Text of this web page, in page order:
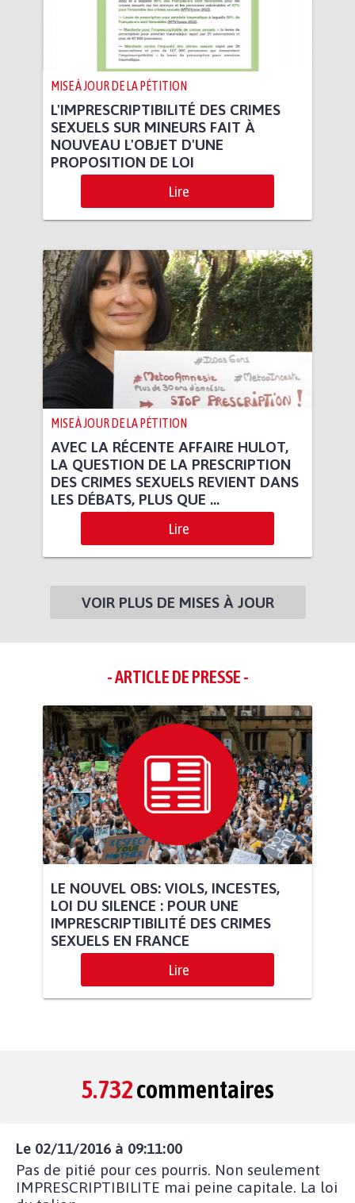
MISE À JOUR DE LA PÉTITION
L'IMPRESCRIPTIBILITÉ DES CRIMES
SEXUELS SUR MINEURS FAIT À
NOUVEAU L'OBJET D'UNE
PROPOSITION DE LOI
Lire
MISE À JOUR DE LA PÉTITION
AVEC LA RÉCENTE AFFAIRE HULOT,
LA QUESTION DE LA PRESCRIPTION
DES CRIMES SEXUELS REVIENT DANS
LES DÉBATS, PLUS QUE ...
Lire
VOIR PLUS DE MISES À JOUR
- ARTICLE DE PRESSE -
LE NOUVEL OBS: VIOLS, INCESTES,
LOI DU SILENCE : POUR UNE
IMPRESCRIPTIBILITÉ DES CRIMES
SEXUELS EN FRANCE
Lire
5.732commentaires
Le 02/11/2016 à 09:11:00
Pas de pitié pour ces pourris. Non seulement
IMPRESCRIPTIBILITE mai peine capitale. La loi